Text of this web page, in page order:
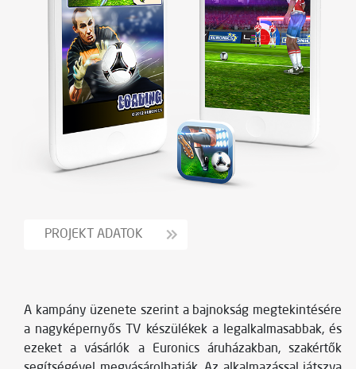
PROJEKT ADATOK
A kampány üzenete szerint a bajnokság megtekintésére
a nagyképernyős TV készülékek a legalkalmasabbak, és
ezeket a vásárlók a Euronics áruházakban, szakértők